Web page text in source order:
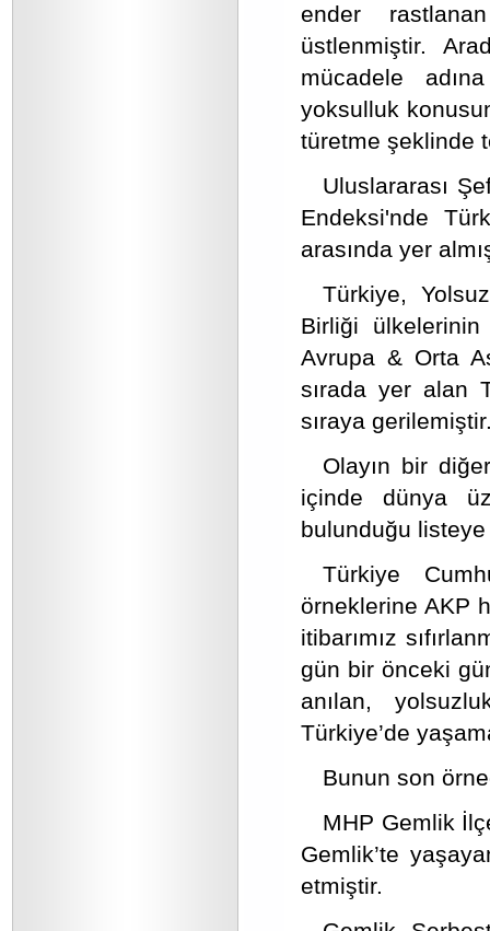
ender
üstlenmiştir.
mücadele
yoksulluk
türetme şeklinde
Uluslararası
Endeksi'nde
arasında yer
Türkiye,
Birliği ülkelerinin
Avrupa & Orta
sırada yer alan
sıraya
Olayın bir
içinde dünya
bulunduğu
Türkiye
örneklerine AKP
itibarımız
gün bir önceki
anılan,
Türkiye’de
Bunun son
MHP Gemlik
Gemlik’te
etmiştir.